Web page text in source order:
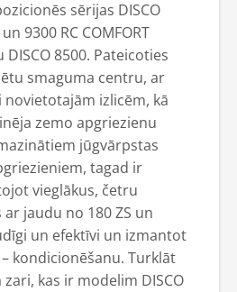
sērijas DISCO
9300 RC COMFORT
8500. Pateicoties
smaguma centru, ar
izlicēm, kā
zemo apgriezienu
jūgvārpstas
tagad ir
vieglākus, četru
jaudu no 180 ZS un
un efektīvi un izmantot
kondicionēšanu. Turklāt
kas ir modelim DISCO